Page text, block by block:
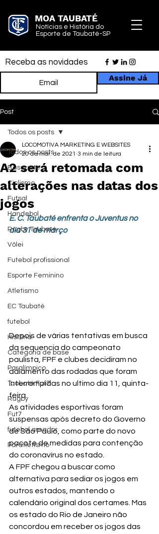
MOA TAUBATÉ
Notícias e História do
Esporte de Taubaté-SP
Receba as novidades
Assine Já
Post
Todos os posts
Basquete
Ciclismo
Futsal
Handebol
Rugby Taubaté
Vôlei
Futebol profissional
Esporte Feminino
Atletismo
EC Taubaté
futebol
História
Categoria de base
Paralímpico
Taubaté Fut7
Rugby
Fut7
futebol amador
Paratletismo
Todos os posts
A2 será retomada com
alterações nas datas dos
jogos
LOCOMOTIVA MARKETING E WEBSITES
20 de mar. de 2021 3 min de leitura
E. C. Taubaté enfrenta o Juventus no
dia 31 de março
Depois de várias tentativas em busca
da sequencia do campeonato
paulista, FPF e clubes decidiram no
adiamento das rodadas que foram
interrompidas no ultimo dia 11, quinta-
feira.
As atividades esportivas foram
suspensas após decreto do Governo
de São Paulo, como parte do novo
pacote de medidas para contenção
do coronavírus no estado.
A FPF chegou a buscar como
alternativa para sediar os jogos em
outros estados, mantendo o
calendário original dos certames. Mas
os estado do Rio de Janeiro não
concordou em receber os jogos das